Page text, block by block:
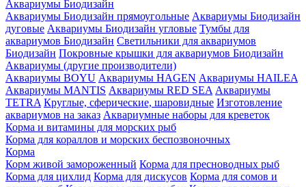
Аквариумы Биодизайн
Аквариумы Биодизайн прямоугольные Аквариумы Биодизайн
дуговые Аквариумы Биодизайн угловые Тумбы для
аквариумов Биодизайн Светильники для аквариумов
Биодизайн Покровные крышки для аквариумов Биодизайн
Аквариумы (другие производители)
Аквариумы BOYU Аквариумы HAGEN Аквариумы HAILEA
Аквариумы MANTIS Аквариумы RED SEA Аквариумы
TETRA Круглые, сферические, шаровидные Изготовление
аквариумов на заказ Аквариумные наборы для креветок
Корма и витамины для морских рыб
Корма для кораллов и морских беспозвоночных
Корма
Корм живой замороженный Корма для пресноводных рыб
Корма для цихлид Корма для дискусов Корма для сомов и